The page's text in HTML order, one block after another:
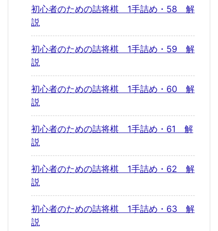
初心者のための詰将棋 1手詰め・58 解
説
初心者のための詰将棋 1手詰め・59 解
説
初心者のための詰将棋 1手詰め・60 解
説
初心者のための詰将棋 1手詰め・61 解
説
初心者のための詰将棋 1手詰め・62 解
説
初心者のための詰将棋 1手詰め・63 解
説